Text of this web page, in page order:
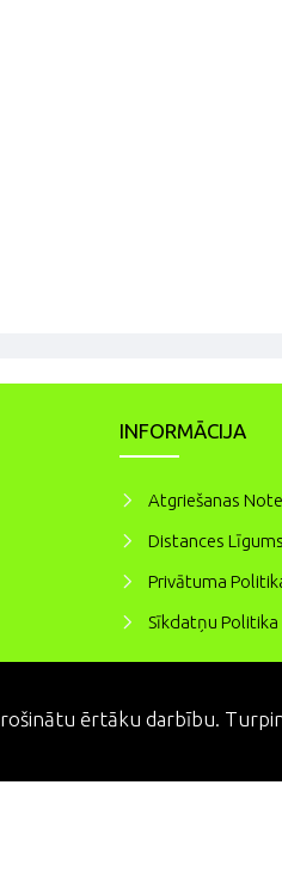
INFORMĀCIJA
Atgriešanas
Distances Līgums
Privātuma
Sīkdatņu Politika
ērtāku darbību.